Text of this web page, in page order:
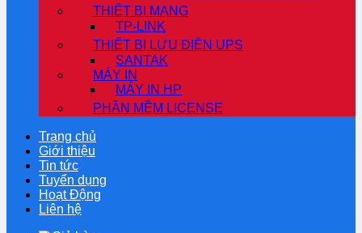
THIẾT BỊ MẠNG
TP-LINK
THIẾT BỊ LƯU ĐIỆN UPS
SANTAK
MÁY IN
MÁY IN HP
PHẦN MỀM LICENSE
Trang chủ
Giới thiệu
Tin tức
Tuyển dụng
Hoạt Động
Liên hệ